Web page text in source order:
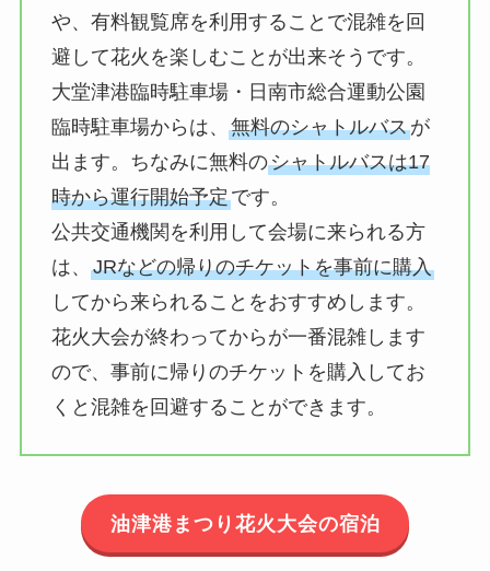
や、有料観覧席を利用することで混雑を回
避して花火を楽しむことが出来そうです。
大堂津港臨時駐車場・日南市総合運動公園
臨時駐車場からは、 無料のシャトルバスが
出ます。ちなみに無料のシャトルバスは17
時から運行開始予定です。
公共交通機関を利用して会場に来られる方
は、 JRなどの帰りのチケットを事前に購入
してから来られることをおすすめします。
花火大会が終わってからが一番混雑します
ので、事前に帰りのチケットを購入してお
くと混雑を回避することができます。
油津港まつり花火大会の宿泊